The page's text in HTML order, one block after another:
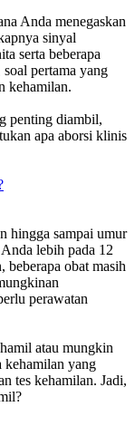
Anda menegaskan
sinyal
serta beberapa
pertama yang
kehamilan.
penting diambil,
apa aborsi klinis
hingga sampai umur
lebih pada 12
beberapa obat masih
perawatan
atau mungkin
kehamilan yang
tes kehamilan. Jadi,